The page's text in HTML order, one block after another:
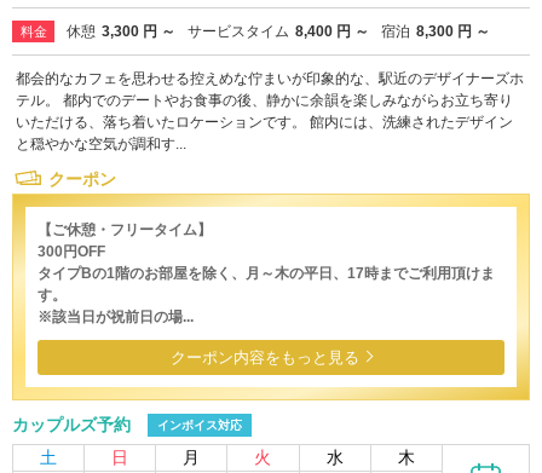
料金 休憩 3,300 円 ～ サービスタイム 8,400 円 ～ 宿泊 8,300 円 ～
都会的なカフェを思わせる控えめな佇まいが印象的な、駅近のデザイナーズホ
テル。 都内でのデートやお食事の後、静かに余韻を楽しみながらお立ち寄り
いただける、落ち着いたロケーションです。 館内には、洗練されたデザイン
と穏やかな空気が調和す...
クーポン
【ご休憩・フリータイム】
300円OFF
タイプBの1階のお部屋を除く、月～木の平日、17時までご利用頂けま
す。
※該当日が祝前日の場...
クーポン内容をもっと見る
カップルズ予約 インボイス対応
土 日 月 火 水 木